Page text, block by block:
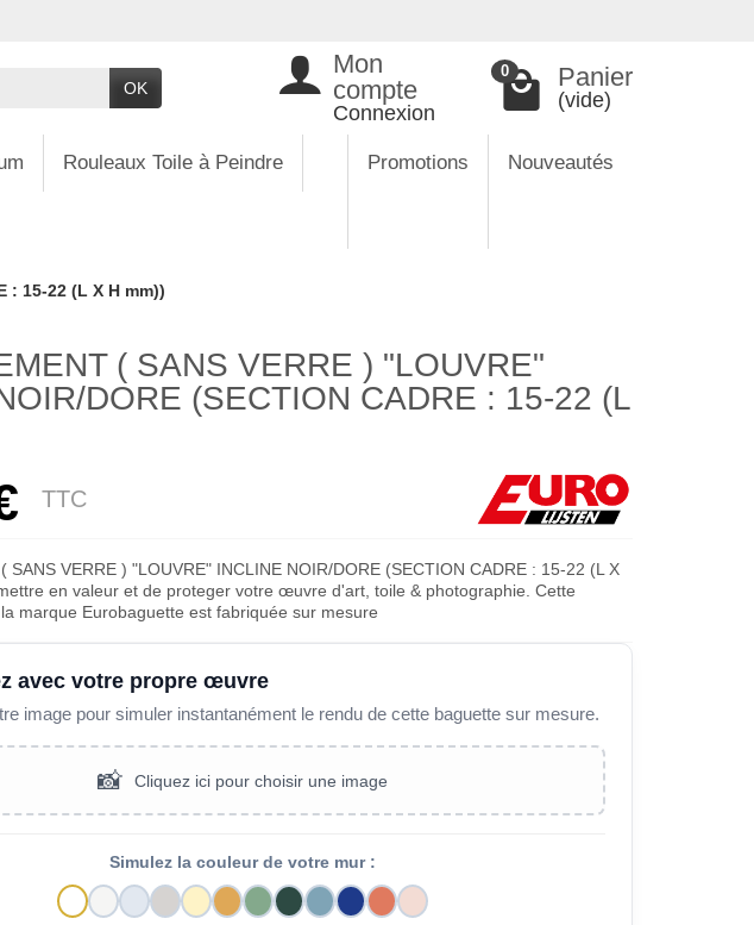
OK
Mon
compte
Connexion
0 Panier
(vide)
Rouleaux Toile à Peindre Promotions Nouveautés
: 15-22 (L X H mm))
( SANS VERRE ) "LOUVRE"
DORE (SECTION CADRE : 15-22 (L
TTC
SANS VERRE ) "LOUVRE" INCLINE NOIR/DORE (SECTION CADRE : 15-22 (L X
en valeur et de proteger votre œuvre d'art, toile & photographie. Cette
marque Eurobaguette est fabriquée sur mesure
avec votre propre œuvre
image pour simuler instantanément le rendu de cette baguette sur mesure.
📸 Cliquez ici pour choisir une image
Simulez la couleur de votre mur :